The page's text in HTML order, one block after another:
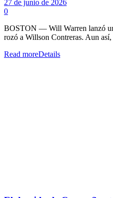
27 de junio de 2026
0
BOSTON — Will Warren lanzó
rozó a Willson Contreras. Aun
Read moreDetails